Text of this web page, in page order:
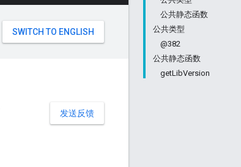
公共静态函数
公共类型
@382
公共静态函数
getLibVersion
发送反馈